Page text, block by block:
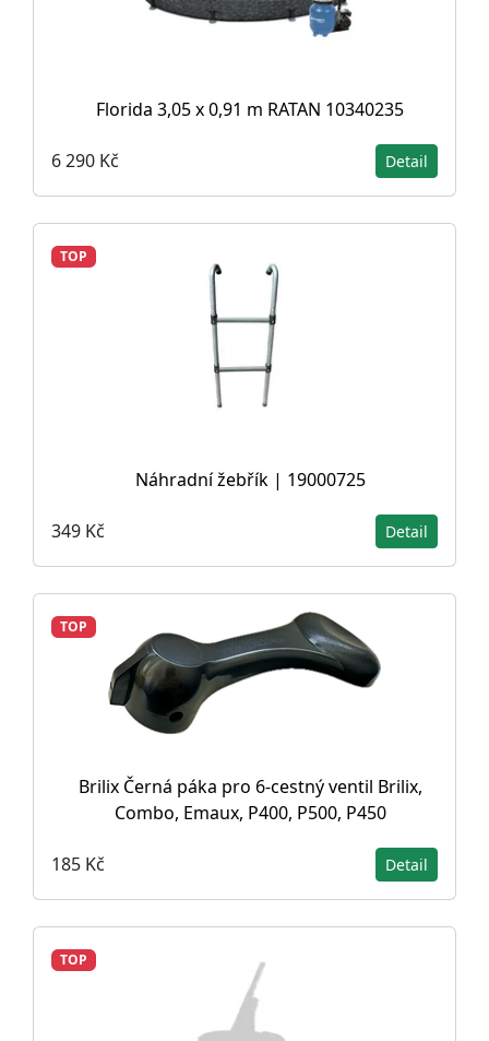
Florida 3,05 x 0,91 m RATAN 10340235
6 290 Kč Detail
TOP
Náhradní žebřík | 19000725
349 Kč Detail
TOP
Brilix Černá páka pro 6-cestný ventil Brilix,
Combo, Emaux, P400, P500, P450
185 Kč Detail
TOP